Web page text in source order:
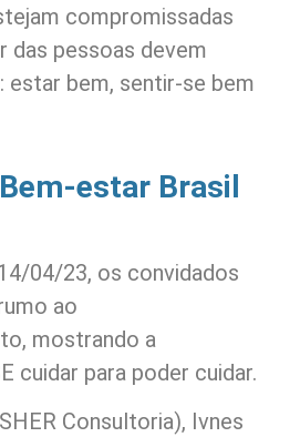
compromissadas
das pessoas devem
estar bem, sentir-se bem
estar Brasil
04/23, os convidados
ao
mostrando a
cuidar para poder cuidar.
Consultoria), Ivnes